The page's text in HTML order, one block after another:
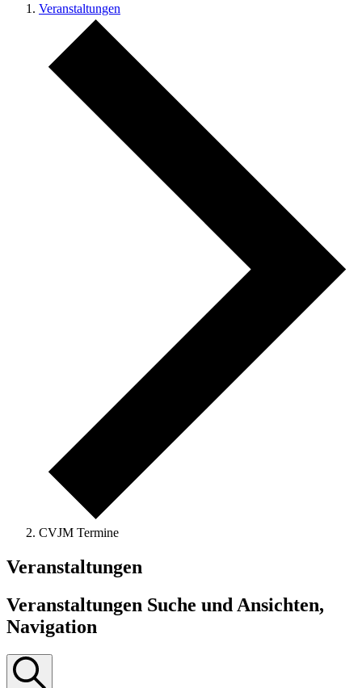
Veranstaltungen
CVJM Termine
Veranstaltungen
Veranstaltungen Suche und Ansichten,
Navigation